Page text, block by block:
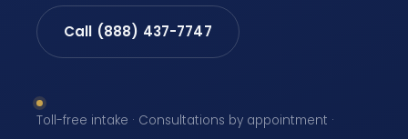
Call (888) 437-7747
Toll-free intake · Consultations by appointment ·